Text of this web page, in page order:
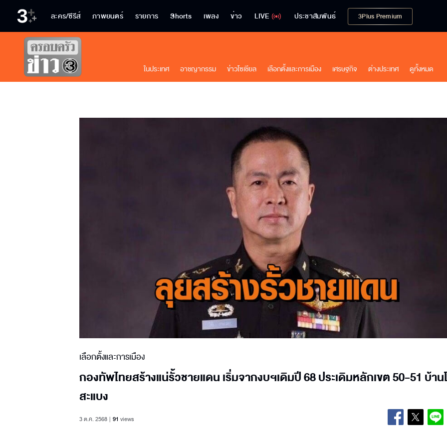
ละคร/ซีรีส์ ภาพยนตร์ รายการ Shorts เพลง ข่าว LIVE ประชาสัมพันธ์ 3Plus Premium
ในประเทศ อาชญากรรม ข่าวโซเชียล เลือกตั้งและการเมือง เศรษฐกิจ ต่างประเทศ ดูทั้งหมด
เลือกตั้งและการเมือง
กองทัพไทยสร้างแน่รั้วชายแดน เริ่มจากงบฯเดิมปี 68 ประเดิมหลักเขต 50-51 บ้า
สะแบง
3 ต.ค. 2568 91 views